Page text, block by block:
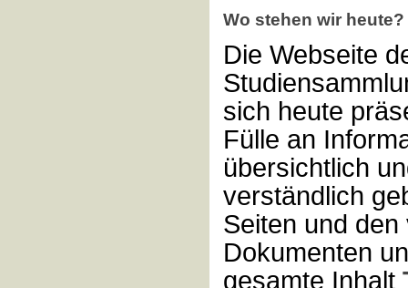
Wo stehen wir heute?
Die Webseite
sich heute
Fülle an
übersichtlich
verständlich
Seiten und den
Dokumenten
gesamte Inhalt